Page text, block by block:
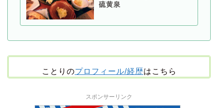
硫黄泉
ことりのプロフィール/経歴はこちら
スポンサーリンク